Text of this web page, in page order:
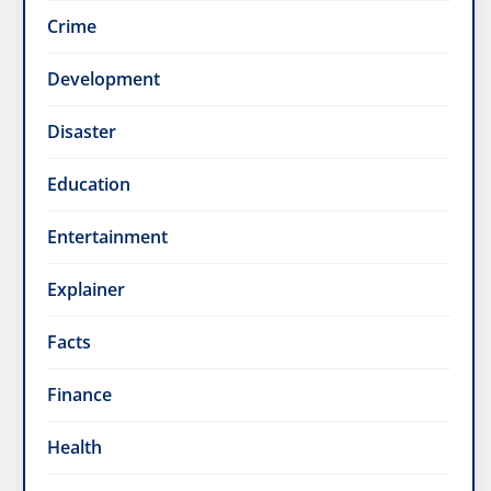
Crime
Development
Disaster
Education
Entertainment
Explainer
Facts
Finance
Health